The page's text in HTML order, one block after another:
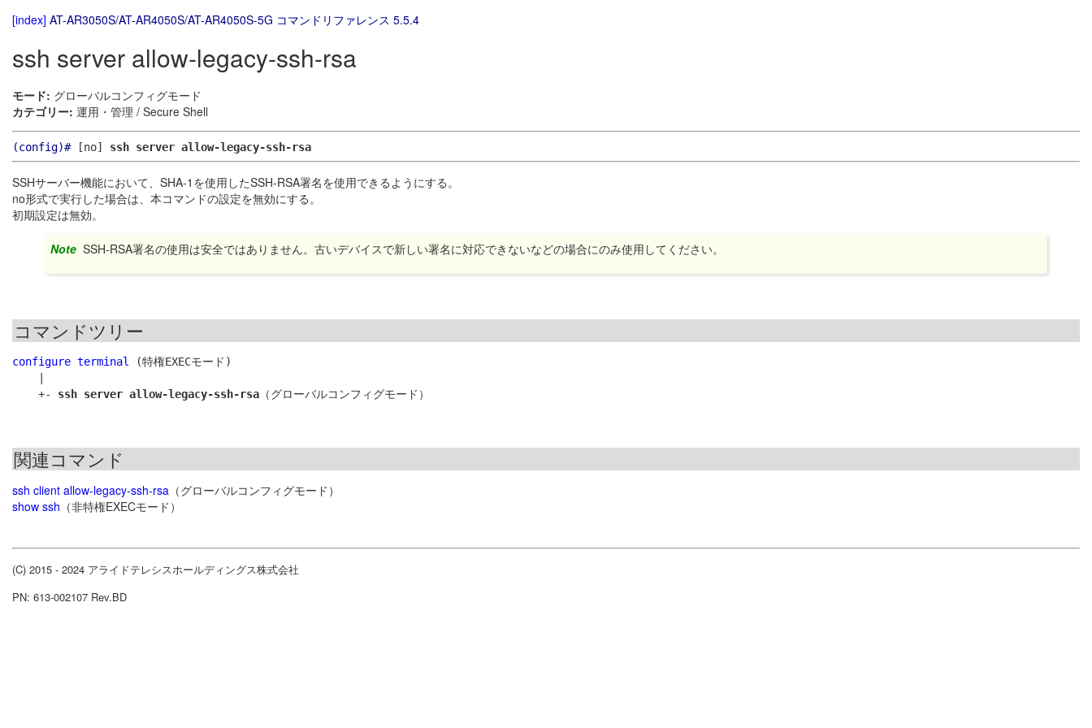
[index] AT-AR3050S/AT-AR4050S/AT-AR4050S-5G コマンドリファレンス 5.5.4
ssh server allow-legacy-ssh-rsa
モード: グローバルコンフィグモード
カテゴリー: 運用・管理 / Secure Shell
(config)#[no] ssh server allow-legacy-ssh-rsa
SSHサーバー機能において、SHA-1を使用したSSH-RSA署名を使用できるようにする。
no形式で実行した場合は、本コマンドの設定を無効にする。
初期設定は無効。
Note SSH-RSA署名の使用は安全ではありません。古いデバイスで新しい署名に対応できないなどの場合にのみ使用してください。
コマンドツリー
configure terminal
(特権EXECモード)
    +-
ssh server allow-legacy-ssh-rsa
関連コマンド
ssh client allow-legacy-ssh-rsa （グローバルコンフィグモード）
show ssh （非特権EXECモード）
(C) 2015 - 2024 アライドテレシスホールディングス株式会社
PN: 613-002107 Rev.BD